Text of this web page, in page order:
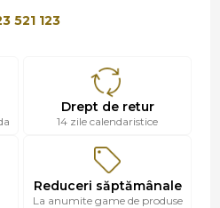
521 123
Drept de retur
14 zile calendaristice
Reduceri săptămânale
La anumite game de produse